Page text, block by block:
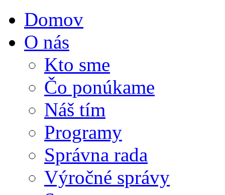
Domov
O nás
Kto sme
Čo ponúkame
Náš tím
Programy
Správna rada
Výročné správy